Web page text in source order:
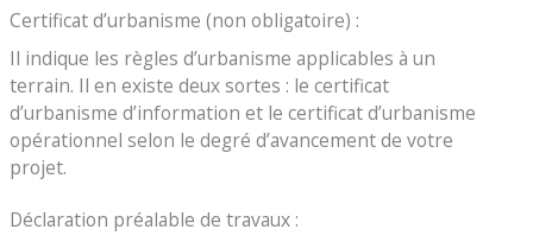
Certificat d’urbanisme (non obligatoire) :
Il indique les règles d’urbanisme applicables à un
terrain. Il en existe deux sortes : le certificat
d’urbanisme d’information et le certificat d’urbanisme
opérationnel selon le degré d’avancement de votre
projet.
Déclaration préalable de travaux :